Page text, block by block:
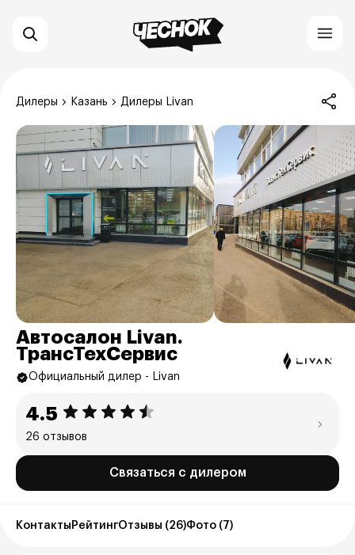
Дилеры Казань Дилеры Livan
Автосалон Livan.
ТрансТехСервис
Официальный дилер - Livan
4.5
26 отзывов
Связаться с дилером
Контакты РейтингОтзывы (26)Фото (7)